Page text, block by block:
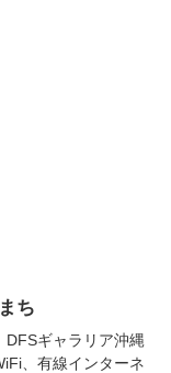
ち
DFSギャラリア沖縄
、有線インターネ